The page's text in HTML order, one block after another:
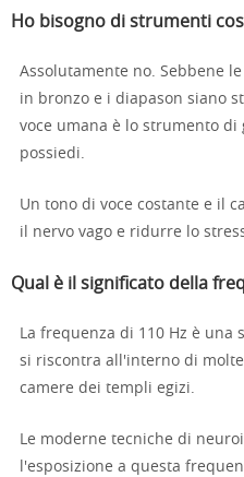
Ho bisogno di strumenti
Assolutamente no. Sebbene
in bronzo e i diapason siano
voce umana è lo strumento di
possiedi.
Un tono di voce costante e il
il nervo vago e ridurre lo
Qual è il significato della
La frequenza di 110 Hz è
si riscontra all'interno di
camere dei templi egizi.
Le moderne tecniche di
l'esposizione a questa